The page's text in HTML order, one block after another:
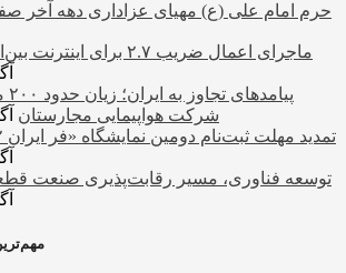
حرم امام علی (ع) مهیای عزاداری دهه آخر
ماجرای اعمال ضریب ۲.۷ برای اینترنت بین‌الملل چیست؟
شرکت هواپیمایی مجارستان
تمدید مهلت ثبت‌نام دومین نمایشگاه «فر ایران ۲» تا ۳۱ مرداد
توسعه فناوری، مسیر رقابت‌پذیری صنعت